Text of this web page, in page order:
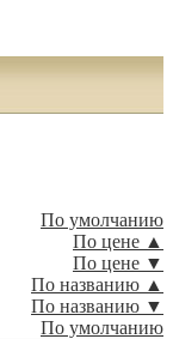
По умолчанию
По цене ▲
По цене ▼
По названию ▲
По названию ▼
По умолчанию